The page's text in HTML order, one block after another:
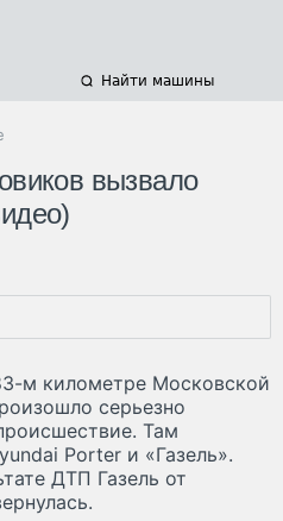
Найти машины
вызвало
м километре Московской
серьезно
Там
Porter и «Газель».
ДТП Газель от